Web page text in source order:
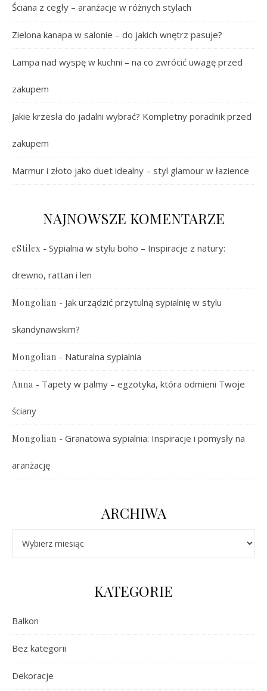
Ściana z cegły – aranżacje w różnych stylach
Zielona kanapa w salonie – do jakich wnętrz pasuje?
Lampa nad wyspę w kuchni – na co zwrócić uwagę przed
zakupem
Jakie krzesła do jadalni wybrać? Kompletny poradnik przed
zakupem
Marmur i złoto jako duet idealny – styl glamour w łazience
NAJNOWSZE KOMENTARZE
eStilex - Sypialnia w stylu boho – Inspiracje z natury:
drewno, rattan i len
Mongolian - Jak urządzić przytulną sypialnię w stylu
skandynawskim?
Mongolian - Naturalna sypialnia
Anna - Tapety w palmy – egzotyka, która odmieni Twoje
ściany
Mongolian - Granatowa sypialnia: Inspiracje i pomysły na
aranżację
ARCHIWA
KATEGORIE
Balkon
Bez kategorii
Dekoracje